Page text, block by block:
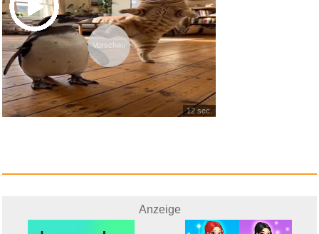
LEGAMI - Kawaii 2-in-1 Schulfa...
Vorschau
12 sec.
Anzeige